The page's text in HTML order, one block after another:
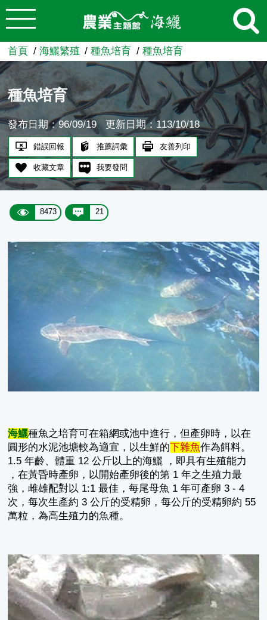
跳到主要內容
農業知識入口網
首頁 海鱺繁殖 種魚培育 種魚培育
種魚培育
發布日期：96/09/19 更新日期：113/10/18
錯誤回報 推薦詞彙 友善列印
收藏文章 我要發問
8473 21
海鱺種魚之培育可在箱網或池中進行，但產卵時，以在
圓形的水泥池塘較為適宜，以生鮮的下雜魚作為餌料。
1.5 年齡、體重 12 公斤以上的海鱺 ，即具有生殖能力
，在黃昏時產卵，以開始產卵後的第 1 年之生殖力最
強，雌雄配對以 1:1 最佳，每尾母魚 1 年可產卵 3 - 4
次，每次生產約 3 公斤的受精卵，每公斤的受精卵約 55
萬粒，為高生殖力的魚種。